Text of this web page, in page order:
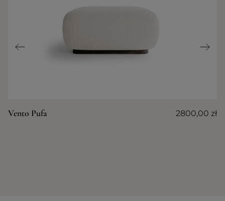
Vento Pufa 2800,00 zł